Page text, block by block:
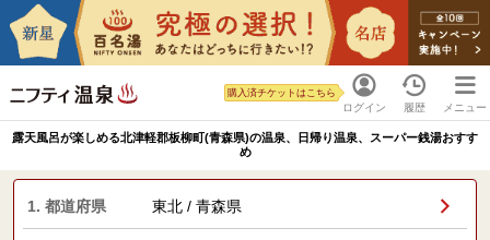
ログイン
購入済チケットはこちら
履歴 メニュー
露天風呂が楽しめる北津軽郡板柳町(青森県)の温泉、日帰り温泉、スーパー銭湯おすす
め
1. 都道府県 東北 / 青森県